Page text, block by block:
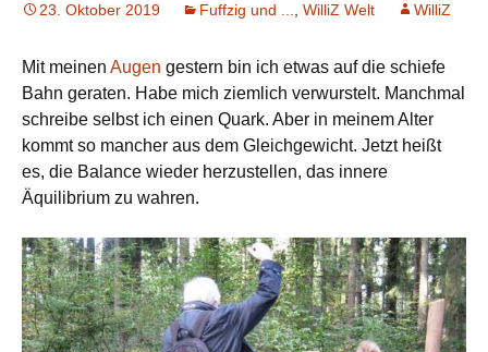
23. Oktober 2019 Fuffzig und ..., WilliZ Welt WilliZ
Mit meinen Augen gestern bin ich etwas auf die schiefe
Bahn geraten. Habe mich ziemlich verwurstelt. Manchmal
schreibe selbst ich einen Quark. Aber in meinem Alter
kommt so mancher aus dem Gleichgewicht. Jetzt heißt
es, die Balance wieder herzustellen, das innere
Äquilibrium zu wahren.